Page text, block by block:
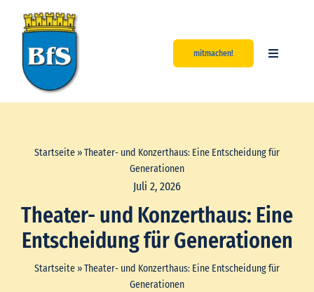
Inhalt
springen
mitmachen!
Toggle
Start
Unsere Werte
Kontakt
Startseite »Theater- und Konzerthaus: Eine Entscheidung für
Generationen
Juli 2, 2026
Theater- und Konzerthaus: Eine
Entscheidung für Generationen
Startseite »Theater- und Konzerthaus: Eine Entscheidung für
Generationen